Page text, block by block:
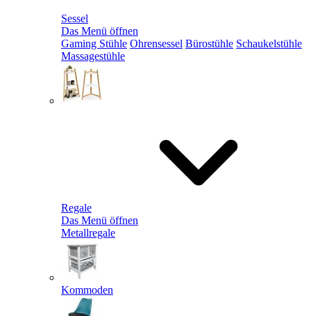
Sessel
Das Menü öffnen
Gaming Stühle Ohrensessel Bürostühle Schaukelstühle
Massagestühle
Regale
Das Menü öffnen
Metallregale
Kommoden